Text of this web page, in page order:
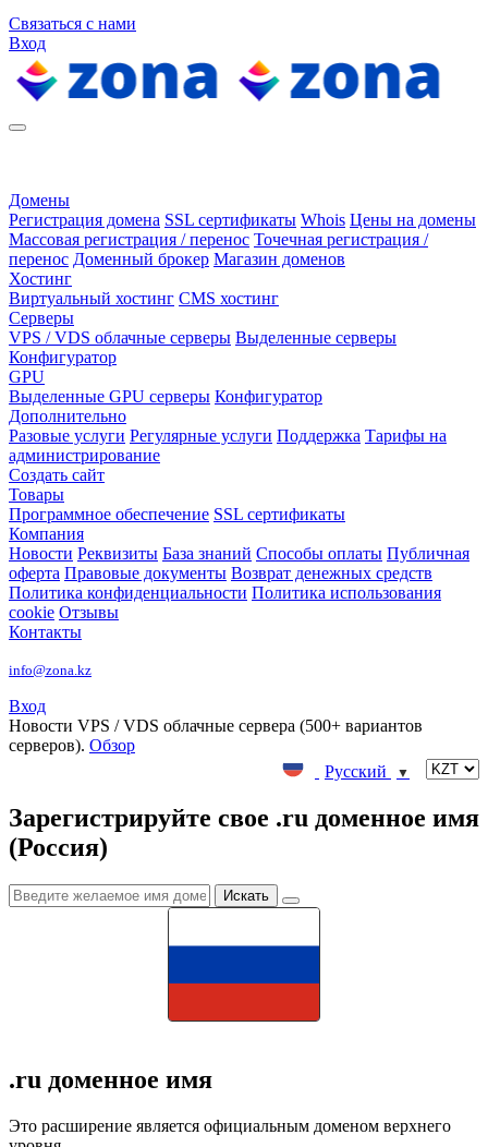
Связаться с нами
Вход
Домены
Регистрация домена SSL сертификаты Whois Цены на домены
Массовая регистрация / перенос Точечная регистрация /
перенос Доменный брокер Магазин доменов
Хостинг
Виртуальный хостинг CMS хостинг
Серверы
VPS / VDS облачные серверы Выделенные серверы
Конфигуратор
GPU
Выделенные GPU серверы Конфигуратор
Дополнительно
Разовые услуги Регулярные услуги Поддержка Тарифы на
администрирование
Создать сайт
Товары
Программное обеспечение SSL сертификаты
Компания
Новости Реквизиты База знаний Способы оплаты Публичная
оферта Правовые документы Возврат денежных средств
Политика конфиденциальности Политика использования
cookie Отзывы
Контакты
info@zona.kz
Вход
Новости VPS / VDS облачные сервера (500+ вариантов
серверов). Обзор
Русский
▼
Зарегистрируйте свое .ru доменное имя
(Россия)
.ru доменное имя
Это расширение является официальным доменом верхнего